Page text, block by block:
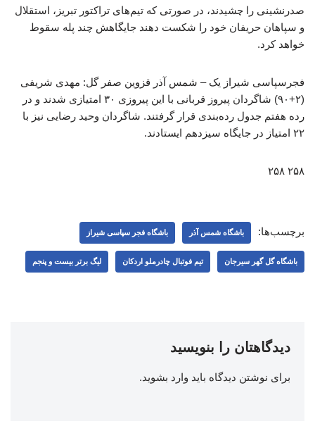
صدرنشینی را چشیدند، در صورتی که تیم‌های تراکتور تبریز، استقلال
و سپاهان حریفان خود را شکست دهند جایگاهش چند پله سقوط
خواهد کرد.
فجرسپاسی شیراز یک – شمس آذر قزوین صفر گل: مهدی شریفی
(۲+۹۰) شاگردان پیروز قربانی با این پیروزی ۳۰ امتیازی شدند و در
رده هفتم جدول رده‌بندی قرار گرفتند. شاگردان وحید رضایی نیز با
۲۲ امتیاز در جایگاه سیزدهم ایستادند.
۲۵۸ ۲۵۸
برچسب‌ها: باشگاه شمس آذر باشگاه فجر سپاسی شیراز
باشگاه گل گهر سیرجان تیم فوتبال چادرملو اردکان لیگ برتر بیست و پنجم
دیدگاهتان را بنویسید
برای نوشتن دیدگاه باید وارد بشوید.